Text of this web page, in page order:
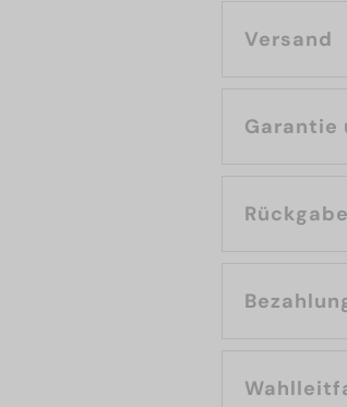
Versand
Garantie
Rückgabe